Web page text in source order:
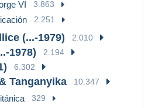
VI 3.863
2.251
(...-1979) 2.010
1978) 2.194
6.302
Tanganyika 10.347
329